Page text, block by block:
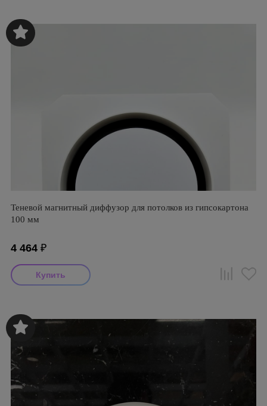
Теневой магнитный диффузор для потолков из гипсокартона
100 мм
4 464 ₽